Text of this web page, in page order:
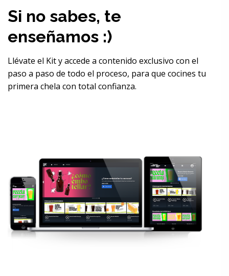
Si no sabes, te
enseñamos :)
Llévate el Kit y accede a contenido exclusivo con el
paso a paso de todo el proceso, para que cocines tu
primera chela con total confianza.